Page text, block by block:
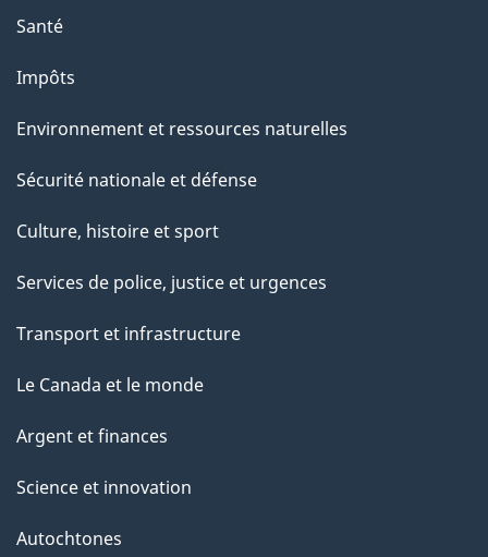
Santé
Impôts
Environnement et ressources naturelles
Sécurité nationale et défense
Culture, histoire et sport
Services de police, justice et urgences
Transport et infrastructure
Le Canada et le monde
Argent et finances
Science et innovation
Autochtones